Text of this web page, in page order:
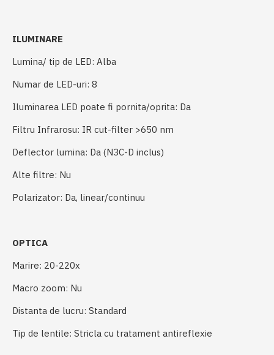
ILUMINARE
Lumina/ tip de LED: Alba
Numar de LED-uri: 8
Iluminarea LED poate fi pornita/oprita: Da
Filtru Infrarosu: IR cut-filter >650 nm
Deflector lumina: Da (N3C-D inclus)
Alte filtre: Nu
Polarizator: Da, linear/continuu
OPTICA
Marire: 20-220x
Macro zoom: Nu
Distanta de lucru: Standard
Tip de lentile: Stricla cu tratament antireflexie